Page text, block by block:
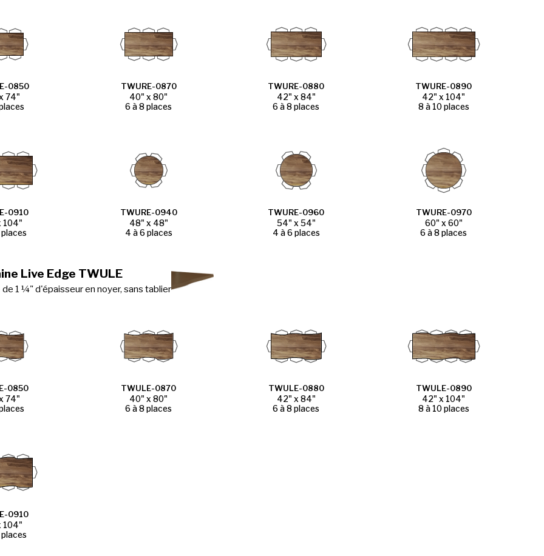
0850
74"
TWURE-0870
40" x 80"
6 à 8 places
TWURE-0880
42" x 84"
6 à 8 places
TWURE-0890
42" x 104"
8 à 10 places
0910
104"
TWURE-0940
48" x 48"
4 à 6 places
TWURE-0960
54" x 54"
4 à 6 places
TWURE-0970
60" x 60"
6 à 8 places
Live Edge TWULE
1 ¼" d'épaisseur en noyer, sans tablier
0850
74"
TWULE-0870
40" x 80"
6 à 8 places
TWULE-0880
42" x 84"
6 à 8 places
TWULE-0890
42" x 104"
8 à 10 places
0910
104"